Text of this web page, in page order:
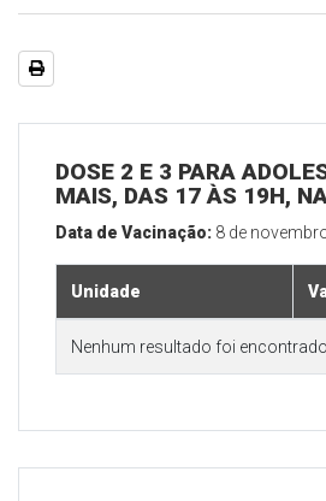
DOSE 2 E 3 PARA
MAIS, DAS 17 ÀS 19H,
Data de Vacinação: 8 de
Unidade
Nenhum resultado foi encontrado.